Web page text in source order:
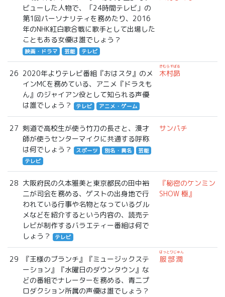
ビューした人物で、「24時間テレビ」の
第1回パーソナリティを務めたり、2016
年のNHK紅白歌合戦に歌手として出場した
こともある女優は誰でしょう？
映画・ドラマ 芸能 テレビ
26 2020年よりテレビ番組『おはスタ』のメ
インMCを務めている、アニメ『ドラえも
ん』のジャイアン役として知られる声優
は誰でしょう？
テレビ アニメ・ゲーム
木村昴
きむらすばる
27 剣道で高校生が使う竹刀の長さと、漫才
師が使うセンターマイクに共通する呼称
は何でしょう？
スポーツ 別名・異名
芸能
テレビ
サンパチ
28 大阪府民の久本雅美と東京都民の田中裕
二が司会を務める、ゲストの出身地で行
われている行事や名物となっているグル
メなどを紹介するという内容の、読売テ
レビが制作するバラエティー番組は何で
しょう？
テレビ
『秘密のケンミン
SHOW 極』
29
『王様のブランチ』『ミュージックステ
ーション』『水曜日のダウンタウン』な
どの番組でナレーターを務める、青二プ
ロダクション所属の声優は誰でしょう？
服部潤
はっとりじゅん